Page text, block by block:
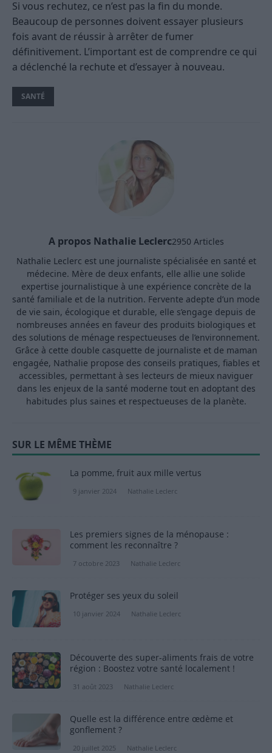
Si vous rechutez, ce n’est pas la fin du monde.
Beaucoup de personnes doivent essayer plusieurs
fois avant de réussir à arrêter de fumer
définitivement. L’important est de comprendre ce qui
a déclenché la rechute et d’essayer à nouveau.
SANTÉ
A propos Nathalie Leclerc2950 Articles
Nathalie Leclerc est une journaliste spécialisée en santé et
médecine. Mère de deux enfants, elle allie une solide
expertise journalistique à une expérience concrète de la
santé familiale et de la nutrition. Fervente adepte d’un mode
de vie sain, écologique et durable, elle s’engage depuis de
nombreuses années en faveur des produits biologiques et
des solutions de ménage respectueuses de l’environnement.
Grâce à cette double casquette de journaliste et de maman
engagée, Nathalie propose des conseils pratiques, fiables et
accessibles, permettant à ses lecteurs de mieux naviguer
dans les enjeux de la santé moderne tout en adoptant des
habitudes plus saines et respectueuses de la planète.
SUR LE MÊME THÈME
La pomme, fruit aux mille vertus
9 janvier 2024 Nathalie Leclerc
Les premiers signes de la ménopause :
comment les reconnaître ?
7 octobre 2023 Nathalie Leclerc
Protéger ses yeux du soleil
10 janvier 2024 Nathalie Leclerc
Découverte des super-aliments frais de votre
région : Boostez votre santé localement !
31 août 2023 Nathalie Leclerc
Quelle est la différence entre œdème et
gonflement ?
20 juillet 2025 Nathalie Leclerc